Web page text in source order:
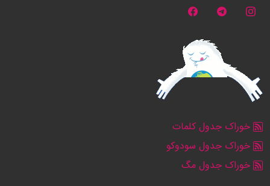
خوراک جدول کلمات
خوراک جدول سودوکو
خوراک جدول مگ